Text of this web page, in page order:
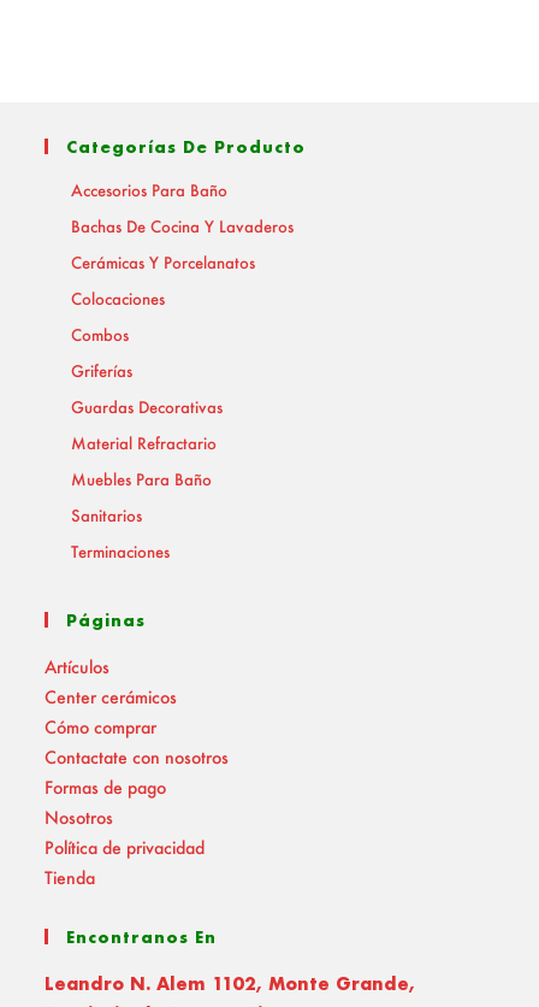
Categorías De Producto
Accesorios Para Baño
Bachas De Cocina Y Lavaderos
Cerámicas Y Porcelanatos
Colocaciones
Combos
Griferías
Guardas Decorativas
Material Refractario
Muebles Para Baño
Sanitarios
Terminaciones
Páginas
Artículos
Center cerámicos
Cómo comprar
Contactate con nosotros
Formas de pago
Nosotros
Política de privacidad
Tienda
Encontranos En
Leandro N. Alem 1102, Monte Grande,